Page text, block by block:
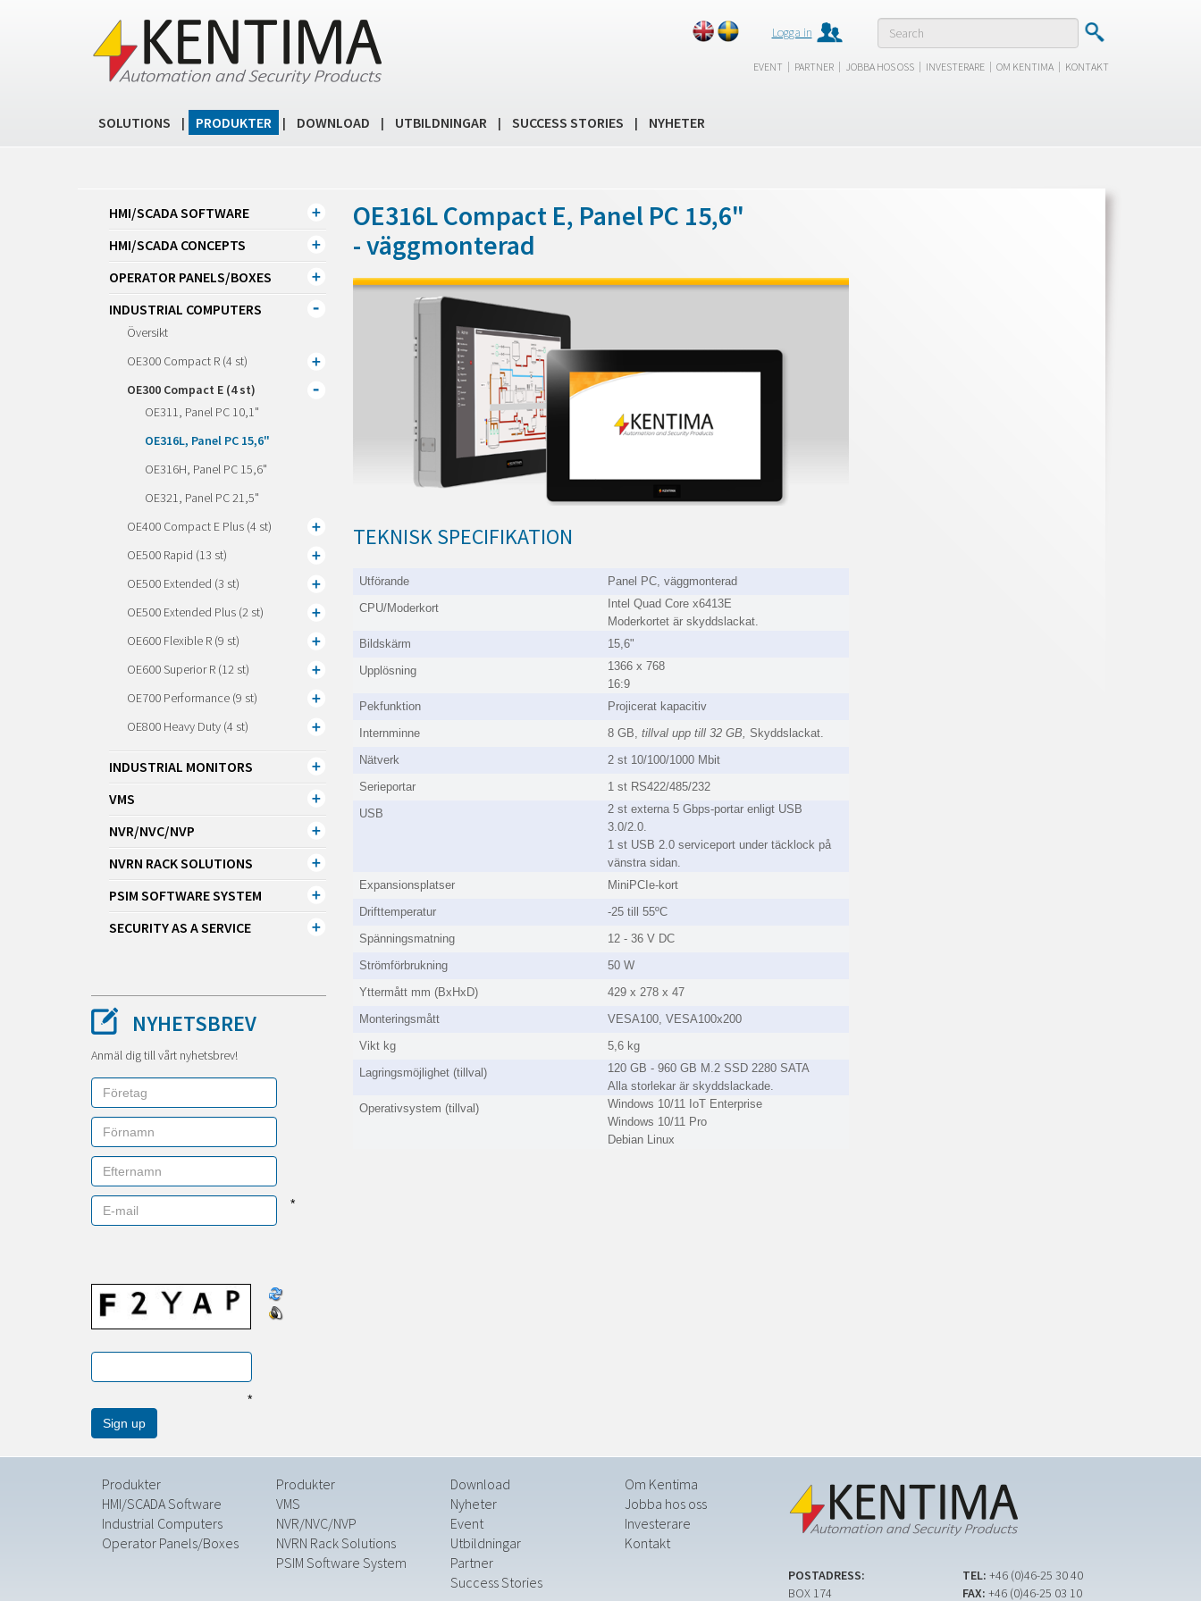
Logga in
EVENT | PARTNER | JOBBA HOS OSS | INVESTERARE | OM KENTIMA | KONTAKT
SOLUTIONS | PRODUKTER | DOWNLOAD | UTBILDNINGAR | SUCCESS STORIES | NYHETER
HMI/SCADA SOFTWARE
HMI/SCADA CONCEPTS
OPERATOR PANELS/BOXES
INDUSTRIAL COMPUTERS
Översikt
OE300 Compact R (4 st)
OE300 Compact E (4 st)
OE311, Panel PC 10,1"
OE316L, Panel PC 15,6"
OE316H, Panel PC 15,6"
OE321, Panel PC 21,5"
OE400 Compact E Plus (4 st)
OE500 Rapid (13 st)
OE500 Extended (3 st)
OE500 Extended Plus (2 st)
OE600 Flexible R (9 st)
OE600 Superior R (12 st)
OE700 Performance (9 st)
OE800 Heavy Duty (4 st)
INDUSTRIAL MONITORS
VMS
NVR/NVC/NVP
NVRN RACK SOLUTIONS
PSIM SOFTWARE SYSTEM
SECURITY AS A SERVICE
NYHETSBREV
Anmäl dig till vårt nyhetsbrev!
*
*
OE316L Compact E, Panel PC 15,6"
- väggmonterad
TEKNISK SPECIFIKATION
Utförande
Panel PC, väggmonterad
CPU/Moderkort
Intel Quad Core x6413E
Moderkortet är skyddslackat.
Bildskärm
15,6"
Upplösning
1366 x 768
16:9
Pekfunktion
Projicerat kapacitiv
Internminne
8 GB, tillval upp till 32 GB, Skyddslackat.
Nätverk
2 st 10/100/1000 Mbit
Serieportar
1 st RS422/485/232
USB
2 st externa 5 Gbps-portar enligt USB
3.0/2.0.
1 st USB 2.0 serviceport under täcklock på
vänstra sidan.
Expansionsplatser
MiniPCIe-kort
Drifttemperatur
-25 till 55ºC
Spänningsmatning
12 - 36 V DC
Strömförbrukning
50 W
Yttermått mm (BxHxD)
429 x 278 x 47
Monteringsmått
VESA100, VESA100x200
Vikt kg
5,6 kg
Lagringsmöjlighet (tillval)
120 GB - 960 GB M.2 SSD 2280 SATA
Alla storlekar är skyddslackade.
Operativsystem (tillval)
Windows 10/11 IoT Enterprise
Windows 10/11 Pro
Debian Linux
Produkter
HMI/SCADA Software
Industrial Computers
Operator Panels/Boxes
Produkter
VMS
NVR/NVC/NVP
NVRN Rack Solutions
PSIM Software System
Download
Nyheter
Event
Utbildningar
Partner
Success Stories
Om Kentima
Jobba hos oss
Investerare
Kontakt
POSTADRESS:
BOX 174
TEL: +46 (0)46-25 30 40
FAX: +46 (0)46-25 03 10